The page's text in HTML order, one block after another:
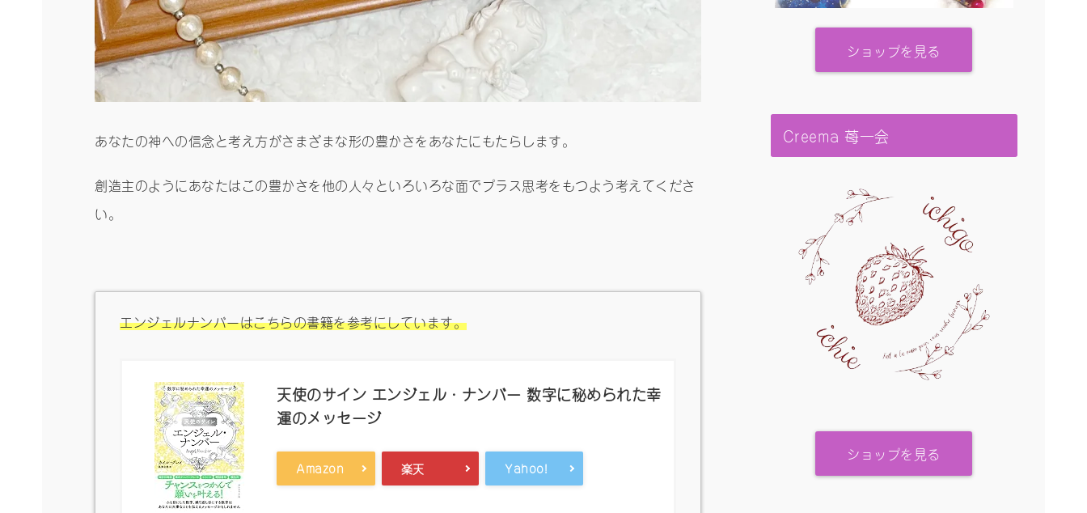
あなたの神への信念と考え方がさまざまな形の豊かさをあなたにもたらします。
創造主のようにあなたはこの豊かさを他の人々といろいろな面でプラス思考をもつよう考えてくださ
い。
エンジェルナンバーはこちらの書籍を参考にしています。
天使のサイン エンジェル・ナンバー 数字に秘められた幸
運のメッセージ
Amazon 楽天 Yahoo!
ショップを見る
Creema 苺一会
ショップを見る